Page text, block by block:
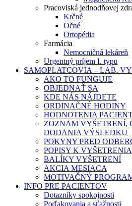
Pracoviská jednodňovej
Krčné
Očné
Ortopédia
Farmácia
Nemocničná lekáreň
Urgentný príjem I. typu
SAMOPLATCOVIA – LAB.
AKO TO FUNGUJE
OBJEDNAŤ SA
KDE NÁS NÁJDETE
ORDINAČNÉ HODINY
HODNOTENIA
ZOZNAM VYŠETRENÍ,
DODANIA VÝSLEDKU
POKYNY PRED
POPISY K
BALÍKY VYŠETRENÍ
AKCIA MESIACA
MOTIVAČNÝ
INFO PRE PACIENTOV
Dotazníky spokojnosti
Poďakovania a sťažnosti